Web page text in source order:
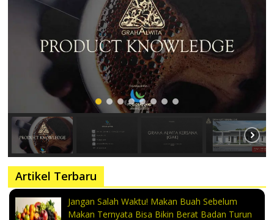
Artikel Terbaru
Jangan Salah Waktu! Makan Buah Sebelum
Makan Ternyata Bisa Bikin Berat Badan Turun